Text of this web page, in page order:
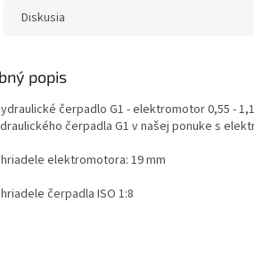
Diskusia
popis
čerpadlo G1 - elektromotor 0,55 -
čerpadla G1 v našej ponuke s
elektromotora: 19 mm
čerpadla ISO 1:8